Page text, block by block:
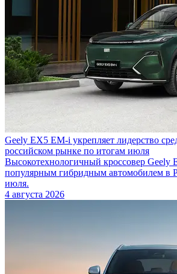
Geely EX5 EM-i укрепляет лидерство
российском рынке по итогам июля
Высокотехнологичный кроссовер Geely
популярным гибридным автомобилем в
июля.
4 августа 2026